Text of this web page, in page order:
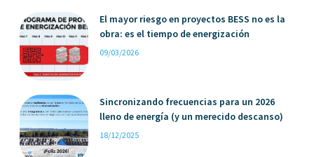
El mayor riesgo en proyectos BESS no es la
obra: es el tiempo de energización
09/03/2026
Sincronizando frecuencias para un 2026
lleno de energía (y un merecido descanso)
18/12/2025